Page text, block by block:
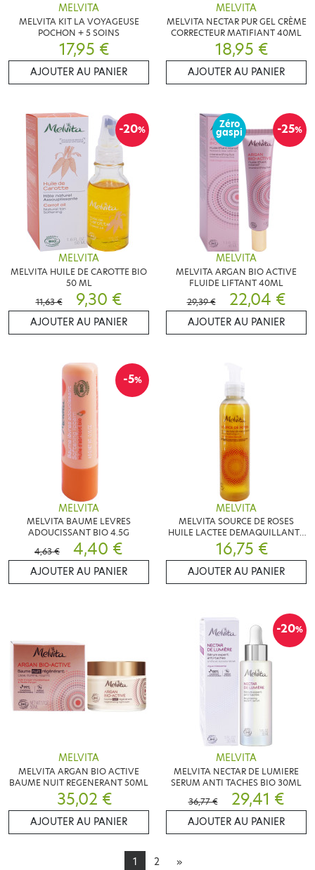
MELVITA
MELVITA KIT LA VOYAGEUSE
POCHON + 5 SOINS
17,95 €
AJOUTER AU PANIER
MELVITA
MELVITA NECTAR PUR GEL CRÈME
CORRECTEUR MATIFIANT 40ML
18,95 €
AJOUTER AU PANIER
-20%
MELVITA
MELVITA HUILE DE CAROTTE BIO
50 ML
11,63 €
9,30 €
AJOUTER AU PANIER
-25%
Zéro
gaspi
MELVITA
MELVITA ARGAN BIO ACTIVE
FLUIDE LIFTANT 40ML
29,39 €
22,04 €
AJOUTER AU PANIER
-5%
MELVITA
MELVITA BAUME LEVRES
ADOUCISSANT BIO 4.5G
4,63 €
4,40 €
AJOUTER AU PANIER
MELVITA
MELVITA SOURCE DE ROSES
HUILE LACTEE DEMAQUILLANTE
BIO145ML
16,75 €
AJOUTER AU PANIER
MELVITA
MELVITA ARGAN BIO ACTIVE
BAUME NUIT REGENERANT 50ML
35,02 €
AJOUTER AU PANIER
-20%
MELVITA
MELVITA NECTAR DE LUMIERE
SERUM ANTI TACHES BIO 30ML
36,77 €
29,41 €
AJOUTER AU PANIER
1 2 »